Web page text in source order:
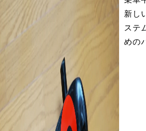
新し
ステ
めの